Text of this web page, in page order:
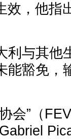
效，他指
利与其他
能豁免，
会”（